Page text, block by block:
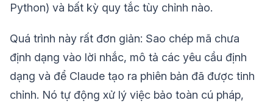
Python) và bất kỳ quy tắc tùy chỉnh nào.
Quá trình này rất đơn giản: Sao chép mã chưa
định dạng vào lời nhắc, mô tả các yêu cầu định
dạng và để Claude tạo ra phiên bản đã được tinh
chỉnh. Nó tự động xử lý việc bảo toàn cú pháp,